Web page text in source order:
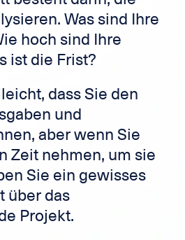
Was sind Ihre
hoch sind Ihre
ist die Frist?
dass Sie den
und
aber wenn Sie
Zeit nehmen, um sie
Sie ein gewisses
über das
Projekt.